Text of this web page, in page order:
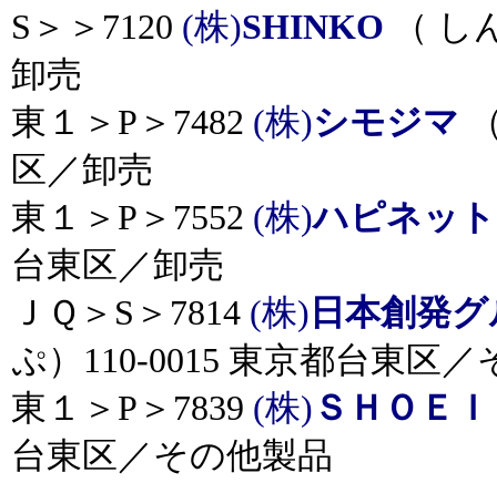
S＞＞7120 (株)SHINKO （ し
卸売
東１＞P＞7482 (株)シモジマ
区／卸売
東１＞P＞7552 (株)ハピネット
台東区／卸売
ＪＱ＞S＞7814 (株) 日本創発
ぷ）110-0015 東京都台東区／
東１＞P＞7839 (株) ＳＨＯＥＩ
台東区／その他製品